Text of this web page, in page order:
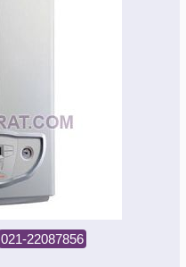
021-22087856